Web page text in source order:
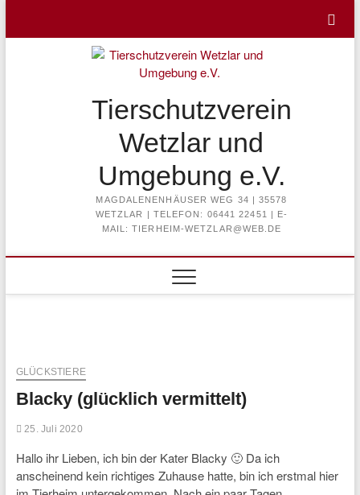
content
Tierschutzverein
Wetzlar und
Umgebung e.V.
MAGDALENENHÄUSER WEG 34 | 35578
WETZLAR | TELEFON: 06441 22451 | E-
MAIL: TIERHEIM-WETZLAR@WEB.DE
GLÜCKSTIERE
Blacky (glücklich vermittelt)
25. Juli 2020
Hallo ihr Lieben, ich bin der Kater Blacky 🙂 Da ich
anscheinend kein richtiges Zuhause hatte, bin ich erstmal hier